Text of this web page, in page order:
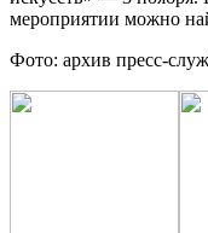
мероприятии можно
Фото: архив пресс-